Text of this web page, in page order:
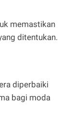
memastikan
ditentukan.
diperbaiki
bagi moda